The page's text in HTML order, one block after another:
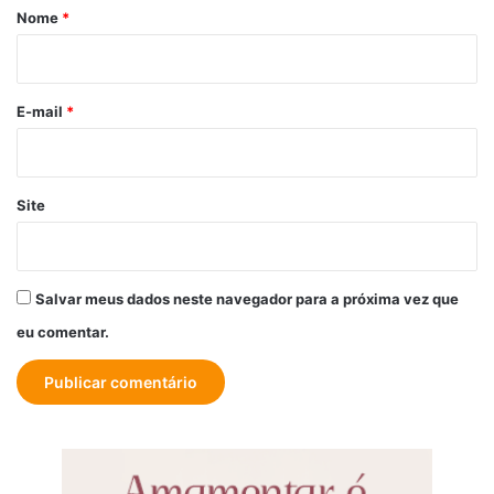
r
*
Nome *
E-mail *
Site
Salvar meus dados neste navegador para a próxima vez que
eu comentar.